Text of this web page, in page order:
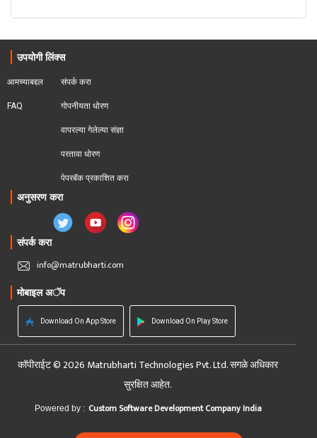
उपयोगी लिंक्स
आमच्याबद्दल
FAQ
संपर्क करा
गोपनीयता धोरण
वापरल्या गेलेल्या संज्ञा
परतावा धोरण
पेपरबॅक प्रकाशित करा
अनुसरण करा
संपर्क करा
info@matrubharti.com
मोबाइल अॅप
Download On App Store Download On Play Store
कॉपीराईट © 2026 Matrubharti Technologies Pvt. Ltd. सगळे अधिकार
सुरक्षित आहेत.
Powered by : Custom Software Development Company India